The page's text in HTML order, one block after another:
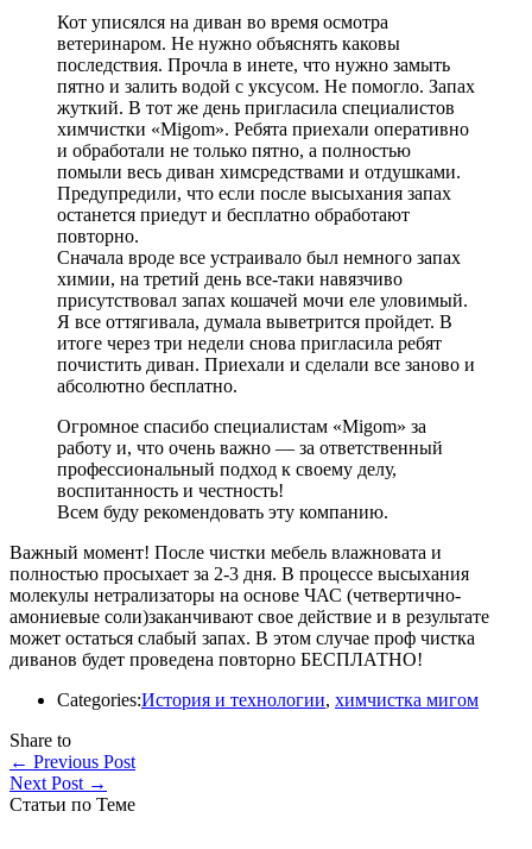
Кот уписялся на диван во время осмотра
ветеринаром. Не нужно объяснять каковы
последствия. Прочла в инете, что нужно замыть
пятно и залить водой с уксусом. Не помогло. Запах
жуткий. В тот же день пригласила специалистов
химчистки «Migom». Ребята приехали оперативно
и обработали не только пятно, а полностью
помыли весь диван химсредствами и отдушками.
Предупредили, что если после высыхания запах
останется приедут и бесплатно обработают
повторно.
Сначала вроде все устраивало был немного запах
химии, на третий день все-таки навязчиво
присутствовал запах кошачей мочи еле уловимый.
Я все оттягивала, думала выветрится пройдет. В
итоге через три недели снова пригласила ребят
почистить диван. Приехали и сделали все заново и
абсолютно бесплатно.
Огромное спасибо специалистам «Migom» за
работу и, что очень важно — за ответственный
профессиональный подход к своему делу,
воспитанность и честность!
Всем буду рекомендовать эту компанию.
Важный момент! После чистки мебель влажновата и
полностью просыхает за 2-3 дня. В процессе высыхания
молекулы нетрализаторы на основе ЧАС (четвертично-
амониевые соли)заканчивают свое действие и в результате
может остаться слабый запах. В этом случае проф чистка
диванов будет проведена повторно БЕСПЛАТНО!
Categories:История и технологии, химчистка мигом
Share to
← Previous Post
Next Post →
Статьи по Теме